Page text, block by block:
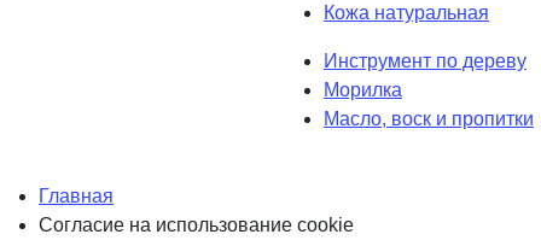
Кожа натуральная
Инструмент по дереву
Морилка
Масло, воск и пропитки
Главная
Согласие на использование cookie